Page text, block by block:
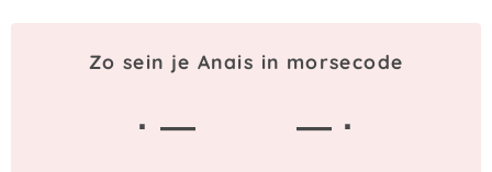
Zo sein je Anais in morsecode
· —
— ·